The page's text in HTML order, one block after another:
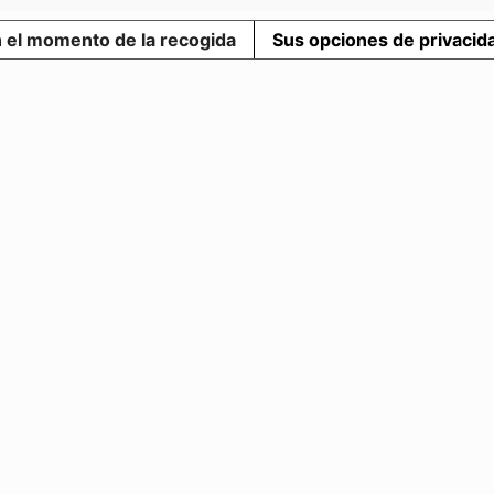
el momento de la recogida Sus opciones de